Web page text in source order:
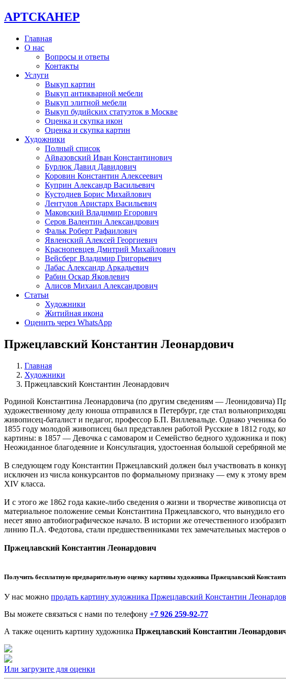
АРТСКАНЕР
Главная
О нас
Вопросы и ответы
Контакты
Услуги
Выкуп картин
Выкуп антикварной мебели
Выкуп элитной мебели
Выкуп будийских статуэток в Москве
Оценка и скупка икон
Оценка и скупка картин
Художники
Полный список
Айвазовский Иван Константинович
Бурлюк Давид Давидович
Коровин Константин Алексеевич
Куприн Александр Васильевич
Кустодиев Борис Михайлович
Лентулов Аристарх Васильевич
Маковский Владимир Егорович
Серов Валентин Александрович
Фальк Роберт Рафаилович
Явленский Алексей Георгиевич
Краснопевцев Дмитрий Михайлович
Вейсберг Владимир Григорьевич
Лабас Александр Аркадьевич
Рабин Оскар Яковлевич
Алисов Михаил Александрович
Статьи
Художники
Житийная икона
Оценить через WhatsApp
Пржецлавский Константин Леонардович
Главная
Художники
Пржецлавский Константин Леонардович
Родиной Константина Леонардовича (по другим сведениям — Леонидовича)
художественному делу юноша отправился в Петербург, где стал
живописец-баталист и педагог, профессор Б.П. Виллевальде. Однако ученика
1855 году молодой живописец был представлен работой Русские в 1812
картины: в 1857 — Девочка с самоваром и Семейство бедного художника и
Неожиданное благодеяние и Консультация, удостоенная большой серебряной
В следующем году Константин Пржецлавский должен был участвовать в
исключен из числа конкурсантов по формальному признаку — ему к этому
XIV класса.
И с этого же 1862 года какие-либо сведения о жизни и творчестве живописца
материальное положение семьи Константина Пржецлавского, что вынудило
несет явно автобиографическое начало. В истории же отечественного
линию П.А. Федотова, стали предшественниками тех замечательных
Пржецлавский Константин Леонардович
Получить бесплатную предварительную оценку картины художника Пржецлавский
У нас можно продать картину художника Пржецлавский Константин
Вы можете связаться с нами по телефону +7 926 259-92-77
А также оценить картину художника Пржецлавский Константин
Или загрузите для оценки